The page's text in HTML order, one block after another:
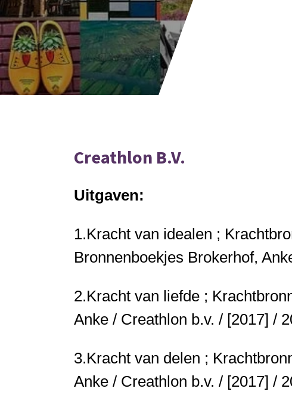
Creathlon B.V.
Uitgaven:
1.Kracht van idealen ;
Bronnenboekjes Brokerhof,
2.Kracht van liefde ;
Anke / Creathlon b.v. / [2017] /
3.Kracht van delen ;
Anke / Creathlon b.v. / [2017] /